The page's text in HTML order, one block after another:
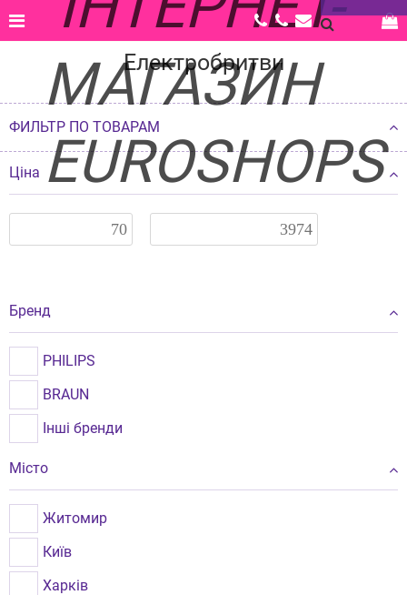
Главная | Каталог | Краса і здоров'я | Електробритви
Електробритви
ФИЛЬТР ПО ТОВАРАМ
Ціна
Бренд
PHILIPS
BRAUN
Інші бренди
Місто
Житомир
Київ
Харків